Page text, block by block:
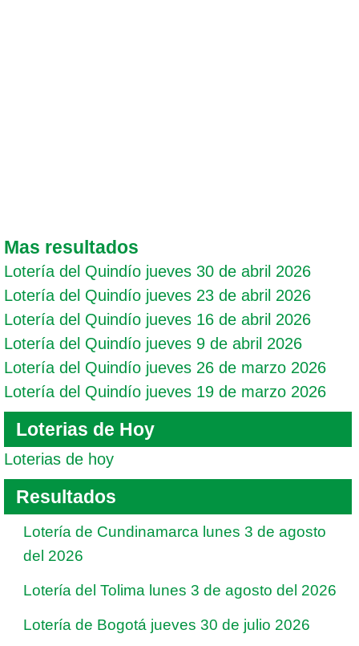
Mas resultados
Lotería del Quindío jueves 30 de abril 2026
Lotería del Quindío jueves 23 de abril 2026
Lotería del Quindío jueves 16 de abril 2026
Lotería del Quindío jueves 9 de abril 2026
Lotería del Quindío jueves 26 de marzo 2026
Lotería del Quindío jueves 19 de marzo 2026
Loterias de Hoy
Loterias de hoy
Resultados
Lotería de Cundinamarca lunes 3 de agosto
del 2026
Lotería del Tolima lunes 3 de agosto del 2026
Lotería de Bogotá jueves 30 de julio 2026